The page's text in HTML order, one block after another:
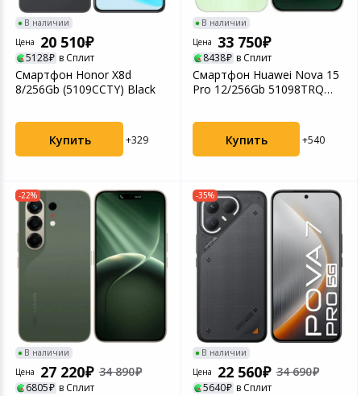
В наличии
Цена
20 510
5128 в Сплит
Смартфон Honor X8d
8/256Gb (5109CCTY) Black
Купить +329
В наличии
Цена
33 750
8438 в Сплит
Смартфон Huawei Nova 15
Pro 12/256Gb 51098TRQ
Купить +540
-22%
В наличии
Цена
27 220 34 890
6805 в Сплит
-35%
В наличии
Цена
22 560 34 690
5640 в Сплит